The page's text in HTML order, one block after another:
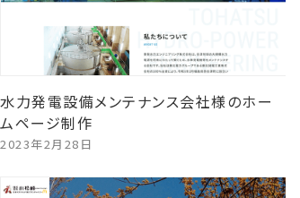
水力発電設備メンテナンス会社様のホー
ムページ制作
2023年2月28日